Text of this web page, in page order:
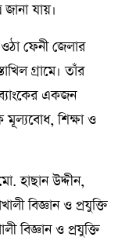
যায়।
ফেনী জেলার
গ্রামে। তাঁর
একজন
মূল্যবোধ, শিক্ষা ও
হাছান উদ্দীন,
বিজ্ঞান ও প্রযুক্তি
বিজ্ঞান ও প্রযুক্তি